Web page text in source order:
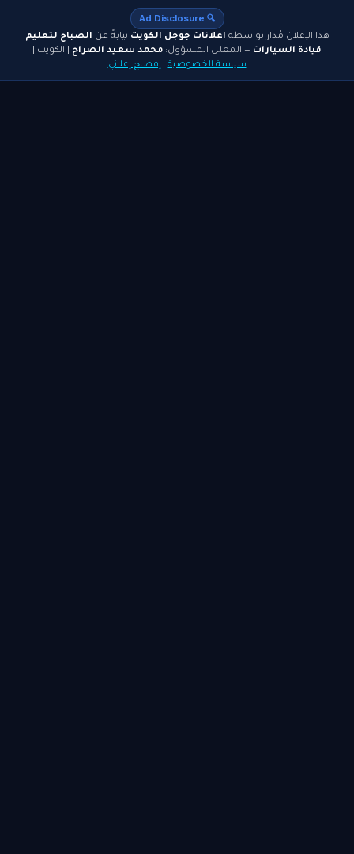
🔍 Ad Disclosure
هذا الإعلان مُدار بواسطة اعلانات جوجل الكويت نيابةً عن الصباح لتعليم
قيادة السيارات — المعلن المسؤول: محمد سعيد الصراح | الكويت |
سياسة الخصوصية · إفصاح إعلاني